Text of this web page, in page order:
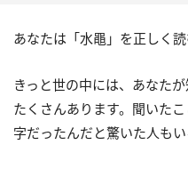
あなたは「水黽」を正しく
きっと世の中には、あなた
たくさんあります。聞いた
字だったんだと驚いた人もい